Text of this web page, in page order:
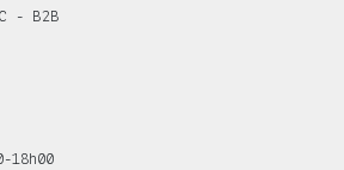
- B2B
18h00